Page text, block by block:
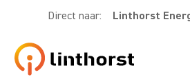
Direct naar: Linthorst